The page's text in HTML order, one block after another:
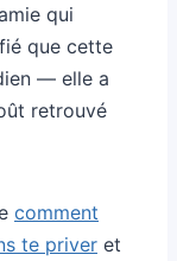
qui
que cette
— elle a
retrouvé
comment
te priver et